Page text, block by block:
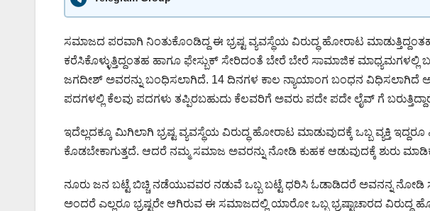
ಸಮಾಜದ ಪರವಾಗಿ ನಿಂತುಕೊಂಡಿದ್ದ ಈ ಭ್ರಷ್ಟ ವ್ಯವಸ್ಥೆಯ ವಿರುದ್ಧ ಹೋರಾಟ
ಕರೆಸಿಕೊಳ್ಳುತ್ತಿದ್ದಂತಹ ಹಾಗೂ ಫೇಸ್ಬುಕ್ ಸೇರಿದಂತೆ ಬೇರೆ ಬೇರೆ ಸಾಮಾಜಿಕ
ಜಗದೀಶ್ ಅವರನ್ನು ಬಂಧಿಸಲಾಗಿದೆ. 14 ದಿನಗಳ ಕಾಲ ನ್ಯಾಯಾಂಗ ಬಂಧನ ವಿಧಿಸಲಾಗಿದೆ
ಪದಗಳಲ್ಲಿ ಕೆಲವು ಪದಗಳು ತಪ್ಪಿರಬಹುದು ಕೆಲವರಿಗೆ ಅವರು ಪದೇ ಪದೇ ಲೈವ್ ಗೆ
ಇದೆಲ್ಲದಕ್ಕೂ ಮಿಗಿಲಾಗಿ ಭ್ರಷ್ಟ ವ್ಯವಸ್ಥೆಯ ವಿರುದ್ಧ ಹೋರಾಟ ಮಾಡುವುದಕ್ಕೆ ಒಬ್ಬ ವ್ಯಕ್ತಿ
ಕೊಡಬೇಕಾಗುತ್ತದೆ. ಆದರೆ ನಮ್ಮ ಸಮಾಜ ಅವರನ್ನು ನೋಡಿ ಕುಹಕ ಆಡುವುದಕ್ಕೆ ಶುರು
ನೂರು ಜನ ಬಟ್ಟೆ ಬಿಚ್ಚಿ ನಡೆಯುವವರ ನಡುವೆ ಒಬ್ಬ ಬಟ್ಟೆ ಧರಿಸಿ ಓಡಾಡಿದರೆ ಅವನನ್ನ ನೋಡಿ
ಅಂದರೆ ಎಲ್ಲರೂ ಭ್ರಷ್ಟರೇ ಆಗಿರುವ ಈ ಸಮಾಜದಲ್ಲಿ ಯಾರೋ ಒಬ್ಬ ಭ್ರಷ್ಟಾಚಾರದ ವಿರುದ್ಧ